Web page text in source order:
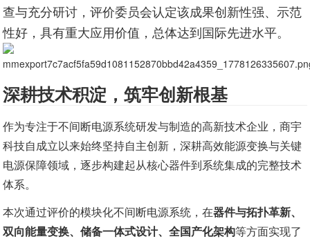
查与充分研讨，评价委员会认定该成果创新性强、示范
性好，具有重大应用价值，总体达到国际先进水平。
深耕技术积淀，筑牢创新根基
作为专注于不间断电源系统研发与制造的高新技术企业，商宇
科技自成立以来始终坚持自主创新，深耕高效能源变换与关键
电源保障领域，逐步构建起从核心器件到系统集成的完整技术
体系。
本次通过评价的模块化不间断电源系统，在器件与拓扑革新、
双向能量变换、储备一体式设计、全国产化架构等方面实现了